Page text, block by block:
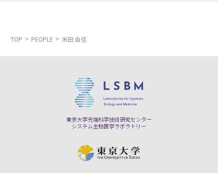
TOP PEOPLE 米田 由佳
東京大学先端科学技術研究センター
システム生物医学ラボラトリー